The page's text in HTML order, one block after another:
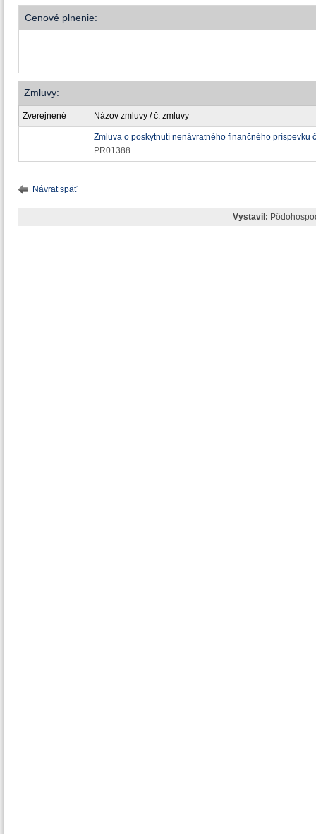
Cenové plnenie:
Zmluvy:
Zverejnené Názov zmluvy / č. zmluvy
Zmluva o poskytnutí nenávratného finančného príspevku
PR01388
Návrat späť
Vystavil: